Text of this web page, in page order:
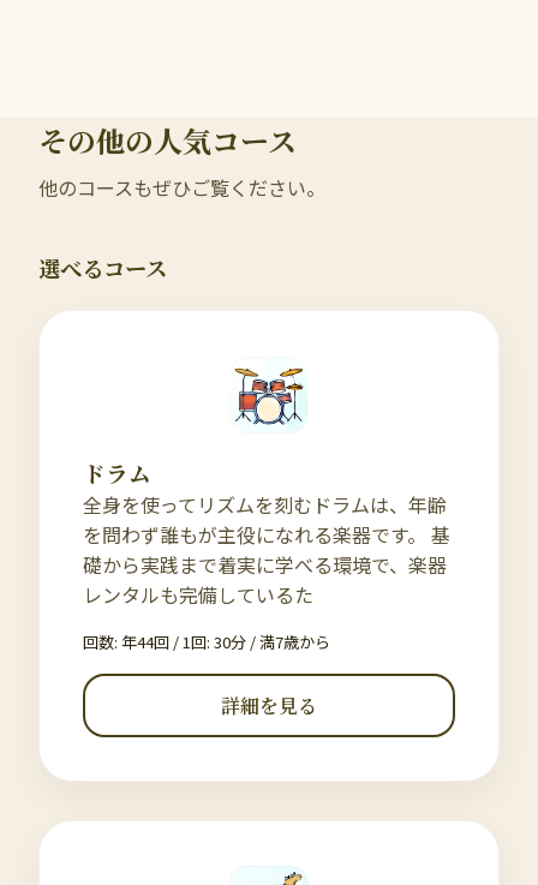
その他の人気コース
他のコースもぜひご覧ください。
選べるコース
ドラム
全身を使ってリズムを刻むドラムは、年齢
を問わず誰もが主役になれる楽器です。 基
礎から実践まで着実に学べる環境で、楽器
レンタルも完備しているた
回数: 年44回 / 1回: 30分 /満7歳から
詳細を見る